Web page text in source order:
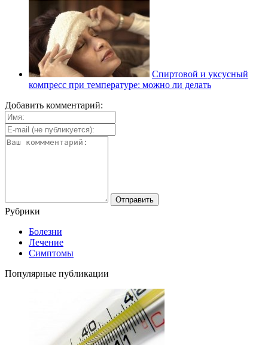
Спиртовой и уксусный
компресс при температуре: можно ли делать
Добавить комментарий:
Рубрики
Болезни
Лечение
Симптомы
Популярные публикации